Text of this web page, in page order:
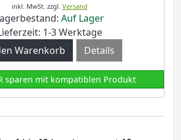
inkl. MwSt. zzgl. Versand
Auf Lager
1-3 Werktage
Details
sparen mit kompatiblen Produkt